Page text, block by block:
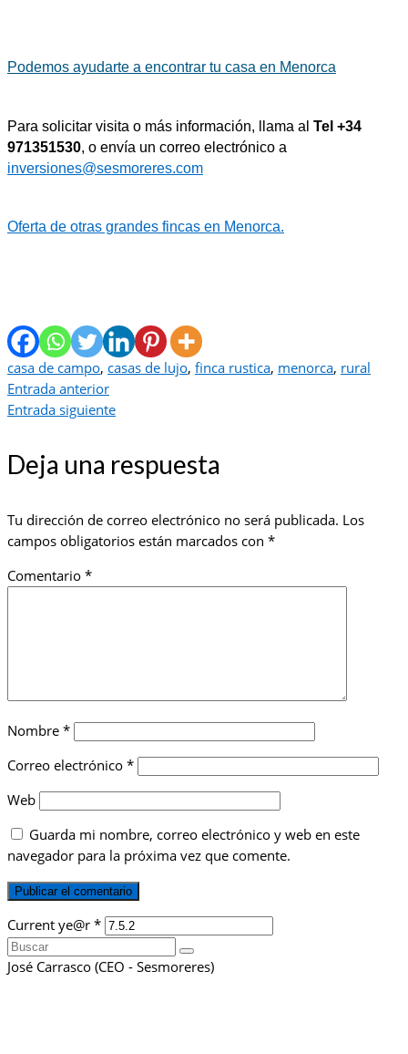
Podemos ayudarte a encontrar tu casa en Menorca
Para solicitar visita o más información, llama al Tel +34
971351530, o envía un correo electrónico a
inversiones@sesmoreres.com
Oferta de otras grandes fincas en Menorca.
casa de campo, casas de lujo, finca rustica, menorca, rural
Entrada anterior
Entrada siguiente
Deja una respuesta
Tu dirección de correo electrónico no será publicada. Los
campos obligatorios están marcados con *
Comentario *
Nombre *
Correo electrónico *
Web
Guarda mi nombre, correo electrónico y web en este
navegador para la próxima vez que comente.
Current ye@r *
Buscar
por:
José Carrasco (CEO - Sesmoreres)